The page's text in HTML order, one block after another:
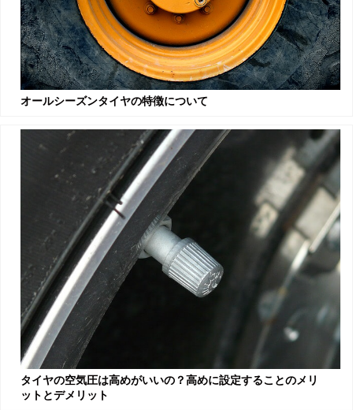
オールシーズンタイヤの特徴について
タイヤの空気圧は高めがいいの？高めに設定することのメリ
ットとデメリット